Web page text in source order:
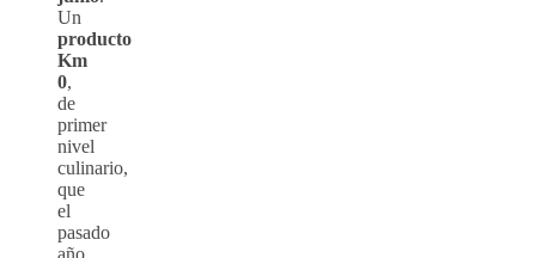
Un
producto
Km
0,
de
primer
nivel
culinario,
que
el
pasado